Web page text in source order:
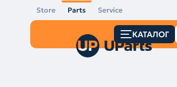
Store Parts Service
КАТАЛОГ